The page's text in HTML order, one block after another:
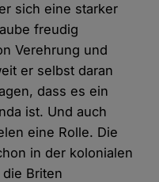
sich eine starker
freudig
Verehrung und
er selbst daran
dass es ein
ist. Und auch
eine Rolle. Die
in der kolonialen
Briten